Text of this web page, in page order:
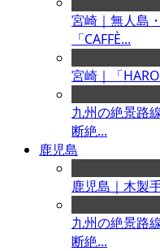
宮崎｜無人島
「CAFFÈ...
宮崎｜「
九州の絶景路
断絶...
鹿児島
鹿児島｜木製
九州の絶景路
断絶...